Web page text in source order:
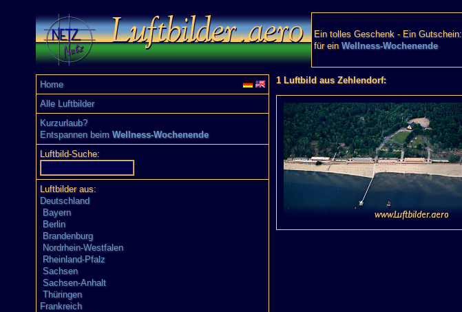
Ein tolles Geschenk - Ein Gutschein:
für ein Wellness-Wochenende
Home
Alle Luftbilder
Kurzurlaub?
Entspannen beim Wellness-Wochenende
Luftbild-Suche:
Luftbilder aus:
Deutschland
Bayern
Berlin
Brandenburg
Nordrhein-Westfalen
Rheinland-Pfalz
Sachsen
Sachsen-Anhalt
Thüringen
Frankreich
1 Luftbild aus Zehlendorf: